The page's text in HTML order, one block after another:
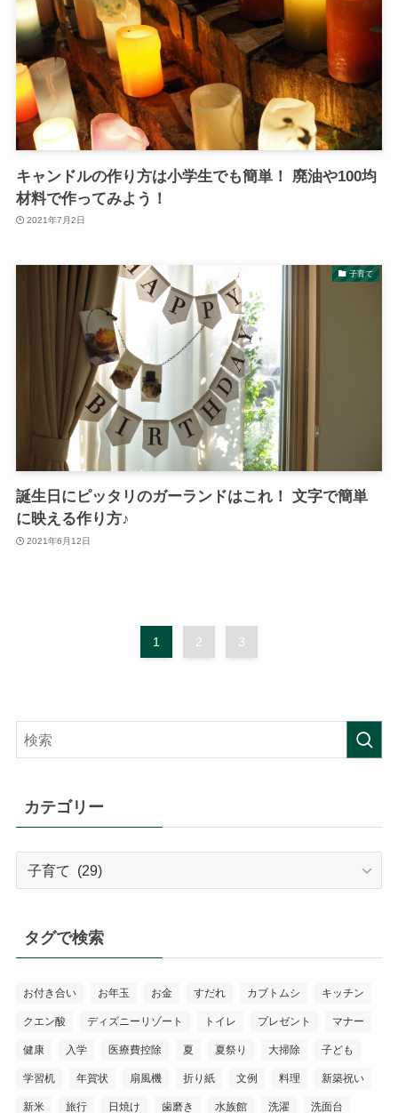
キャンドルの作り方は小学生でも簡単！ 廃油や100均
材料で作ってみよう！
2021年7月2日
子育て
誕生日にピッタリのガーランドはこれ！ 文字で簡単
に映える作り方♪
2021年6月12日
1 2 3
カテゴリー
ー
タグで検索
お付き合い お年玉 お金 すだれ カブトムシ キッチン
クエン酸 ディズニーリゾート トイレ プレゼント マナー
健康 入学 医療費控除 夏 夏祭り 大掃除 子ども
学習机 年賀状 扇風機 折り紙 文例 料理 新築祝い
新米 旅行 日焼け 歯磨き 水族館 洗濯 洗面台